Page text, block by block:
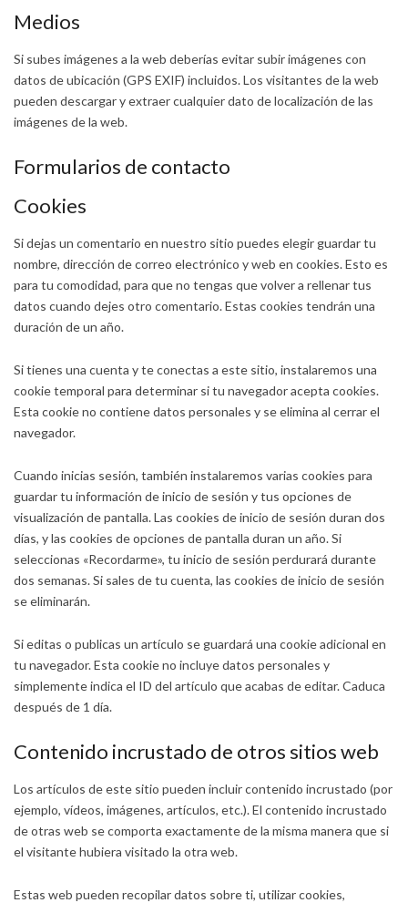
Medios
Si subes imágenes a la web deberías evitar subir imágenes con
datos de ubicación (GPS EXIF) incluidos. Los visitantes de la web
pueden descargar y extraer cualquier dato de localización de las
imágenes de la web.
Formularios de contacto
Cookies
Si dejas un comentario en nuestro sitio puedes elegir guardar tu
nombre, dirección de correo electrónico y web en cookies. Esto es
para tu comodidad, para que no tengas que volver a rellenar tus
datos cuando dejes otro comentario. Estas cookies tendrán una
duración de un año.
Si tienes una cuenta y te conectas a este sitio, instalaremos una
cookie temporal para determinar si tu navegador acepta cookies.
Esta cookie no contiene datos personales y se elimina al cerrar el
navegador.
Cuando inicias sesión, también instalaremos varias cookies para
guardar tu información de inicio de sesión y tus opciones de
visualización de pantalla. Las cookies de inicio de sesión duran dos
días, y las cookies de opciones de pantalla duran un año. Si
seleccionas «Recordarme», tu inicio de sesión perdurará durante
dos semanas. Si sales de tu cuenta, las cookies de inicio de sesión
se eliminarán.
Si editas o publicas un artículo se guardará una cookie adicional en
tu navegador. Esta cookie no incluye datos personales y
simplemente indica el ID del artículo que acabas de editar. Caduca
después de 1 día.
Contenido incrustado de otros sitios web
Los artículos de este sitio pueden incluir contenido incrustado (por
ejemplo, vídeos, imágenes, artículos, etc.). El contenido incrustado
de otras web se comporta exactamente de la misma manera que si
el visitante hubiera visitado la otra web.
Estas web pueden recopilar datos sobre ti, utilizar cookies,